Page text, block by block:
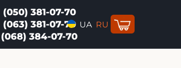
(050) 381-07-70
(063) 381-07-70
(068) 384-07-70
UA RU